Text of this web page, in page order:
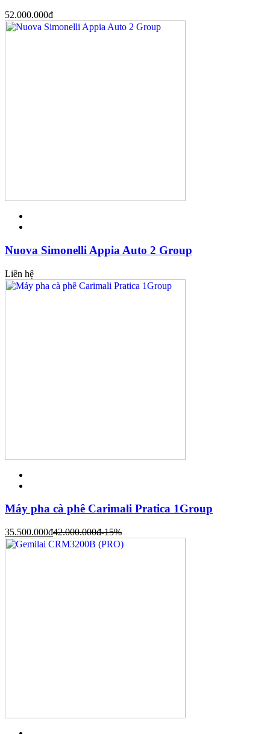
52.000.000đ
Nuova Simonelli Appia Auto 2 Group
Liên hệ
Máy pha cà phê Carimali Pratica 1Group
35.500.000đ42.000.000đ-15%